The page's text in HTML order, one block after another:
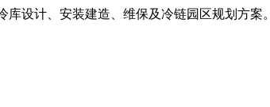
库设计、安装建造、维保及冷链园区规划方案。